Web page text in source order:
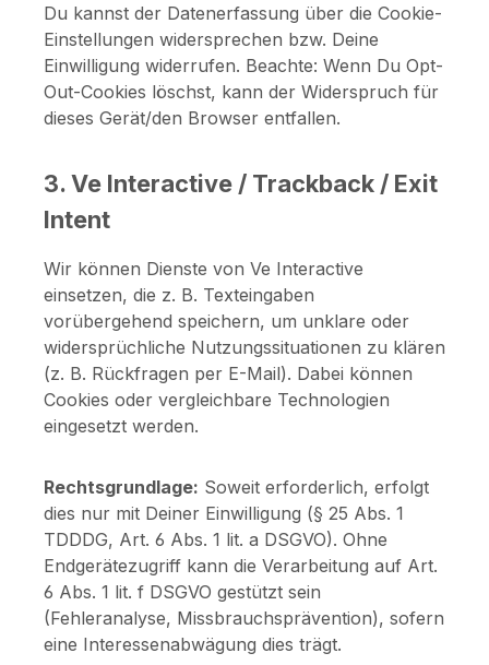
Du kannst der Datenerfassung über die Cookie-
Einstellungen widersprechen bzw. Deine
Einwilligung widerrufen. Beachte: Wenn Du Opt-
Out-Cookies löschst, kann der Widerspruch für
dieses Gerät/den Browser entfallen.
3. Ve Interactive / Trackback / Exit
Intent
Wir können Dienste von Ve Interactive
einsetzen, die z. B. Texteingaben
vorübergehend speichern, um unklare oder
widersprüchliche Nutzungssituationen zu klären
(z. B. Rückfragen per E-Mail). Dabei können
Cookies oder vergleichbare Technologien
eingesetzt werden.
Rechtsgrundlage: Soweit erforderlich, erfolgt
dies nur mit Deiner Einwilligung (§ 25 Abs. 1
TDDDG, Art. 6 Abs. 1 lit. a DSGVO). Ohne
Endgerätezugriff kann die Verarbeitung auf Art.
6 Abs. 1 lit. f DSGVO gestützt sein
(Fehleranalyse, Missbrauchsprävention), sofern
eine Interessenabwägung dies trägt.